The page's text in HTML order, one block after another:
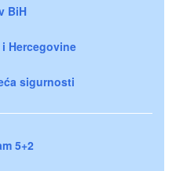
BiH
Hercegovine
sigurnosti
5+2